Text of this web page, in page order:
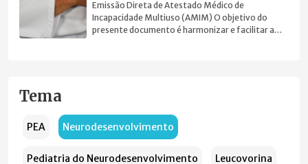
Emissão Direta de Atestado Médico de
Incapacidade Multiuso (AMIM) O objetivo do
presente documento é harmonizar e facilitar a
Tema
PEA Neurodesenvolvimento
Pediatria do Neurodesenvolvimento Leucovorina